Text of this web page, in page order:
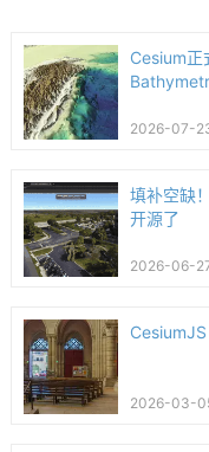
Cesium正
2026-07-
填补空缺
开源了
2026-06-
CesiumJS
2026-03-